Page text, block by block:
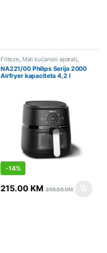
Friteze Mali kućanski aparati
Sniženo
NA221/00 Philips Serija 2000
Airfryer kapaciteta 4,2 l
-14%
215.00 KM 249.00KM